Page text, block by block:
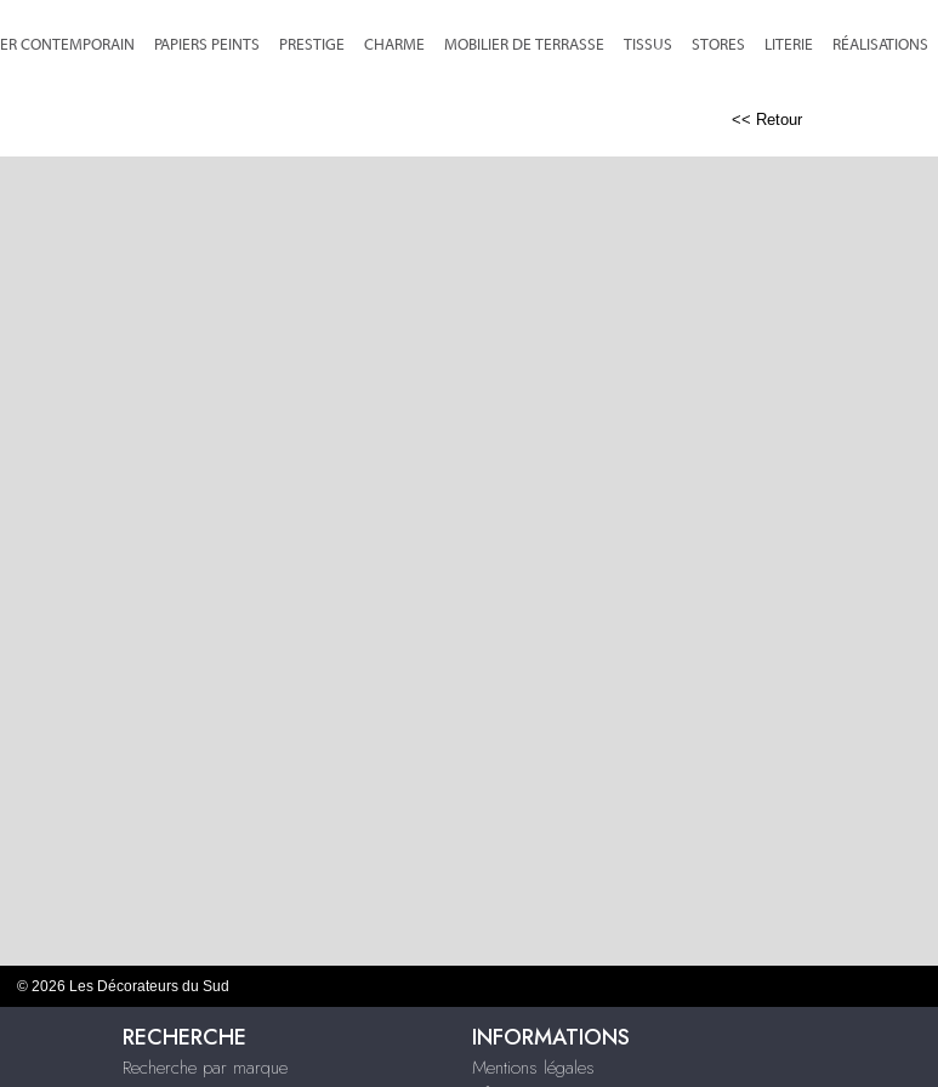
CONTEMPORAIN PAPIERS PEINTS PRESTIGE CHARME MOBILIER DE TERRASSE TISSUS STORES LITERIE RÉALISATIONS
<< Retour
© 2026 Les Décorateurs du Sud
RECHERCHE
Recherche par marque
INFORMATIONS
Mentions légales